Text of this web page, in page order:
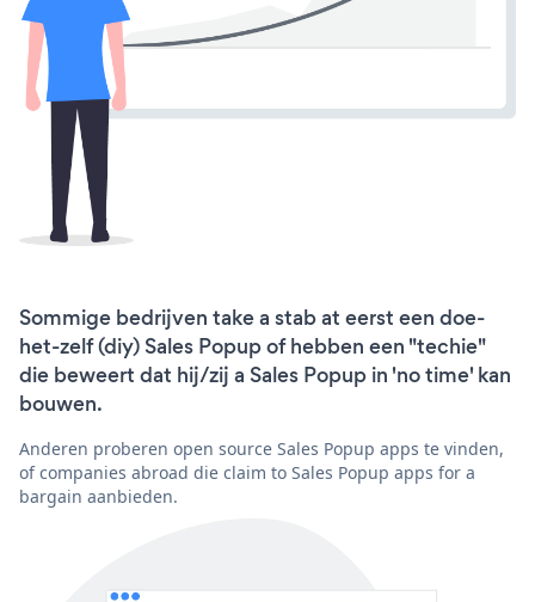
Sommige bedrijven take a stab at eerst een doe-
het-zelf (diy) Sales Popup of hebben een "techie"
die beweert dat hij/zij a Sales Popup in 'no time' kan
bouwen.
Anderen proberen open source Sales Popup apps te vinden,
of companies abroad die claim to Sales Popup apps for a
bargain aanbieden.